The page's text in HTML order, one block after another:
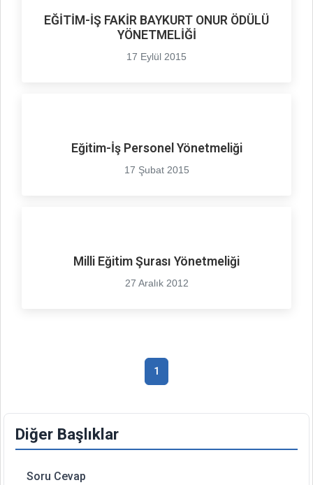
Diğer Başlıklar
Soru Cevap
EĞİTİM-İŞ FAKİR BAYKURT ONUR ÖDÜLÜ
YÖNETMELİĞİ
17 Eylül 2015
Eğitim-İş Personel Yönetmeliği
17 Şubat 2015
Milli Eğitim Şurası Yönetmeliği
27 Aralık 2012
1